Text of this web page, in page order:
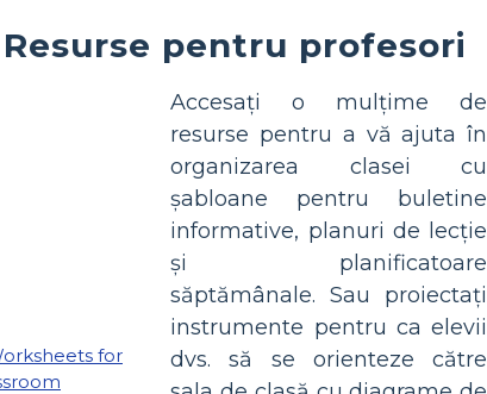
Resurse pentru profesori
Accesați o mulțime de
resurse pentru a vă ajuta în
organizarea clasei cu
șabloane pentru buletine
informative, planuri de lecție
și planificatoare
săptămânale. Sau proiectați
instrumente pentru ca elevii
dvs. să se orienteze către